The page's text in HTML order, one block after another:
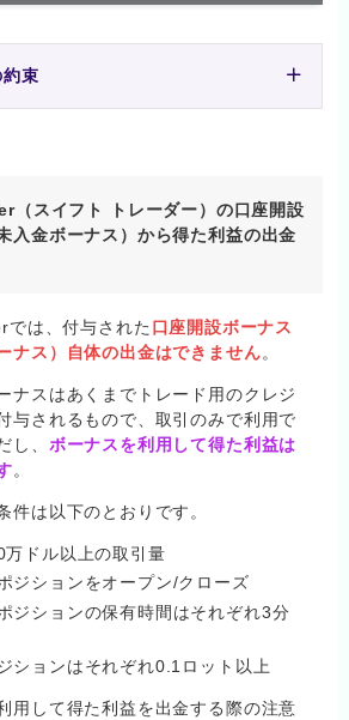
束
（スイフト トレーダー）の口座開設
入金ボーナス）から得た利益の出金
は、付与された 口座開設ボーナス
ナス）自体の出金はできません。
ナスはあくまでトレード用のクレジ
与されるもので、取引のみで利用で
し、 ボーナスを利用して得た利益は
。
件は以下のとおりです。
万ドル以上の取引量
ジションをオープン/クローズ
ジションの保有時間はそれぞれ3分
ションはそれぞれ0.1ロット以上
用して得た利益を出金する際の注意